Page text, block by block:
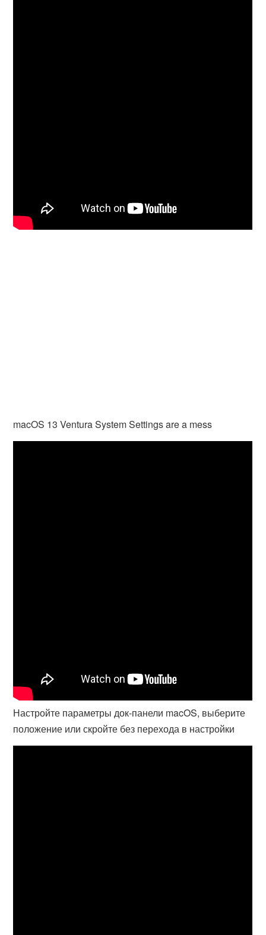
macOS 13 Ventura System Settings are a mess
Настройте параметры док-панели macOS, выберите
положение или скройте без перехода в настройки